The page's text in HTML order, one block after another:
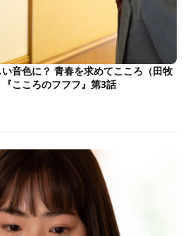
音色に？ 青春を求めてこころ（田牧
こころのフフフ』第3話